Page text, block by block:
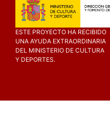
ESTE PROYECTO HA RECIBIDO
UNA AYUDA EXTRAORDINARIA
DEL MINISTERIO DE CULTURA
Y DEPORTES.